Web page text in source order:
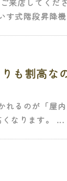
来店してくだ
す式階段昇降
も割高な
るのが「屋
なります。 ...